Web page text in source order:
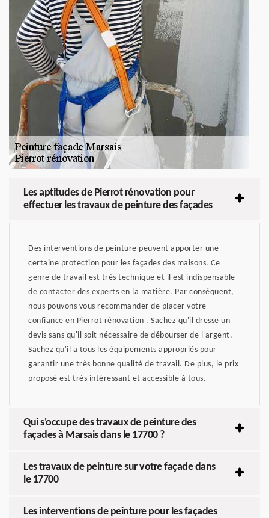
Les aptitudes de Pierrot rénovation pour
effectuer les travaux de peinture des façades
Des interventions de peinture peuvent apporter une
certaine protection pour les façades des maisons. Ce
genre de travail est très technique et il est indispensable
de contacter des experts en la matière. Par conséquent,
nous pouvons vous recommander de placer votre
confiance en Pierrot rénovation . Sachez qu'il dresse un
devis sans qu'il soit nécessaire de débourser de l'argent.
Sachez qu'il a tous les équipements appropriés pour
garantir une très bonne qualité de travail. De plus, le prix
proposé est très intéressant et accessible à tous.
Qui s'occupe des travaux de peinture des
façades à Marsais dans le 17700 ?
Les travaux de peinture sur votre façade dans
le 17700
Les interventions de peinture pour les façades